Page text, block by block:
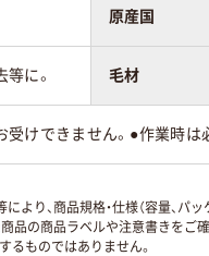
原産国
に。 毛材
受けできません。●作業時
、商品規格・仕様（容量、パ
の商品ラベルや注意書きをご
るものではありません。